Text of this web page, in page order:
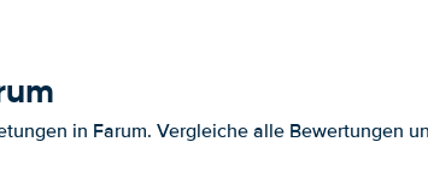
in Farum. Vergleiche alle Bewertungen